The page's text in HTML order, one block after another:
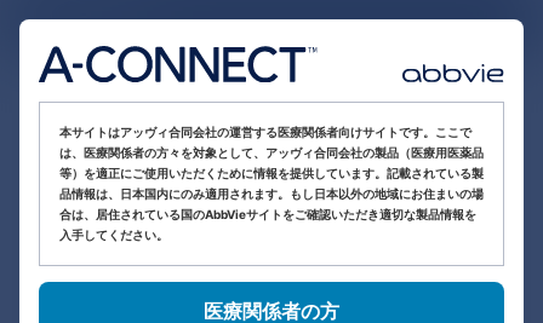
本サイトはアッヴィ合同会社の運営する医療関係者向けサイトです。ここで
は、医療関係者の方々を対象として、アッヴィ合同会社の製品（医療用医薬品
等）を適正にご使用いただくために情報を提供しています。記載されている製
品情報は、日本国内にのみ適用されます。もし日本以外の地域にお住まいの場
合は、居住されている国のAbbVieサイトをご確認いただき適切な製品情報を
入手してください。
医療関係者の方